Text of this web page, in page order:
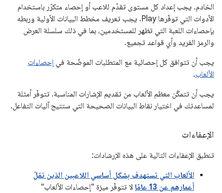
الخادم. يجب إعداد كل مستوى تقدّم للاعب أو إحصاء متكرّر باستخدام
الأدوات التي توفّرها Play. يجب تعريف مخطط البيانات الأولية وربطه
بإحصاءات اللعبة التي تظهر للمستخدمين، بما في ذلك سلسلة العرض
والرمز الفريد وأي قواعد تجميع.
يجب أن تتوافق كل إحصائية مع المتطلبات الموضّحة في إحصاءات
الألعاب.
يجب أن تتمكّن معظم الألعاب من تقديم الإشارات المناسبة. تتوفّر أمثلة
لمساعدتك في اختيار نقاط البيانات الصحيحة التي ستتيح آليات التفاعل.
الإعفاءات
تنطبق الإعفاءات التالية على هذه الإرشادات:
الألعاب التي تستهدف بشكل أساسي اللاعبين الذين تقلّ
أعمارهم عن 13 عامًا
لا تتوفّر ميزة "إحصاءات الألعاب"